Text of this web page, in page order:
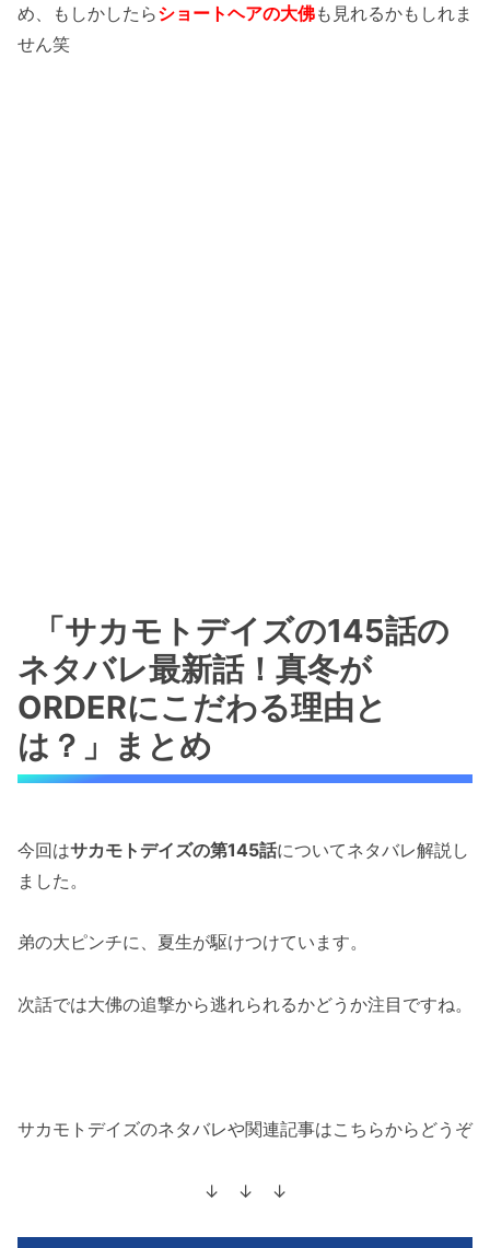
め、もしかしたらショートヘアの大佛も見れるかもしれま
せん笑
「サカモトデイズの145話の
ネタバレ最新話！真冬が
ORDERにこだわる理由と
は？」まとめ
今回はサカモトデイズの第145話についてネタバレ解説し
ました。
弟の大ピンチに、夏生が駆けつけています。
次話では大佛の追撃から逃れられるかどうか注目ですね。
サカモトデイズのネタバレや関連記事はこちらからどうぞ
↓ ↓ ↓